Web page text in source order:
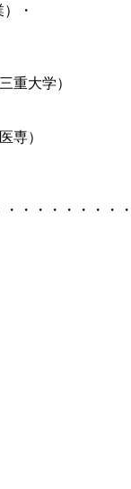
・
重大学）
専）
・・・・・・・